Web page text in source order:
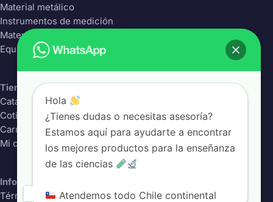
Material metálico
Instrumentos de medición
Material Plástico
Equipos de laboratorio
Tienda
Catálogo completo
Cotizador
Carrito
Mi cuenta
Información
Términos y condiciones
Hola
¿Tienes dudas o necesitas asesoría?
Estamos aquí para ayudarte a encontrar
los mejores productos para la enseñanza
de las ciencias
Atendemos todo Chile continental